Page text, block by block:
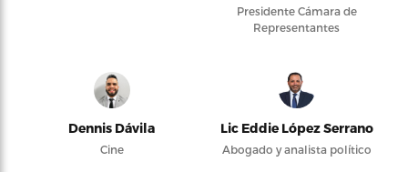
Presidente Cámara de
Representantes
Dennis Dávila
Cine
Lic Eddie López Serrano
Abogado y analista político